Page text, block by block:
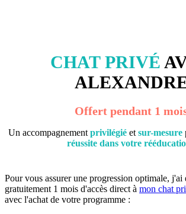
CHAT PRIVÉ
Offert pendant 1
Un accompagnementprivilégié etsur-mesure
réussite dans votre
Pour vous assurer une progression optimale,
gratuitement 1 mois d'accès direct à mon chat
avec l'achat de votre programme :